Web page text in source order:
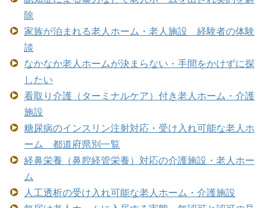
除
家族が泊まれる老人ホーム・老人施設 経験者の体験
談
なかなか老人ホームが決まらない・手間をかけずに探
したい
看取り介護（ターミナルケア）付き老人ホーム・介護
施設
糖尿病のインスリン注射対応・受け入れ可能な老人ホ
ーム 都道府県別一覧
経鼻栄養（鼻腔経管栄養）対応の介護施設・老人ホー
ム
人工透析の受け入れ可能な老人ホーム・介護施設